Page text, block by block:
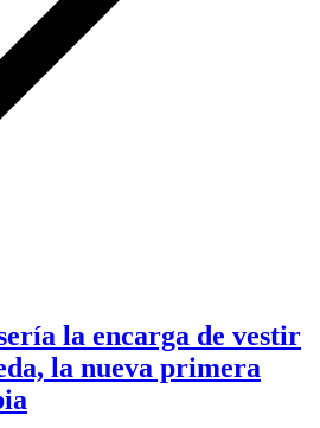
la encarga de vestir
la nueva primera